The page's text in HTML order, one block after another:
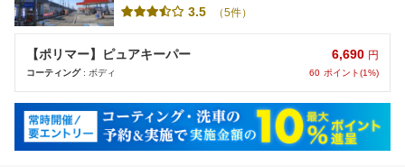
3.5 （5件）
【ポリマー】ピュアキーパー
コーティング: ボディ
6,690 円
60 ポイント(1%)